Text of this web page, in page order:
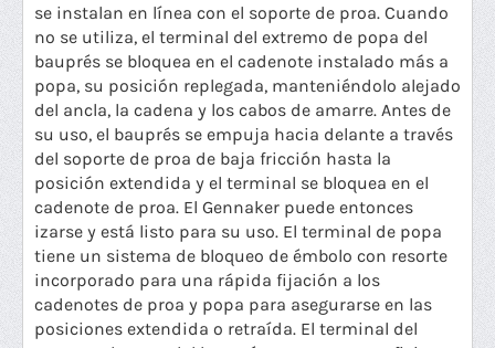
se instalan en línea con el soporte de proa. Cuando
no se utiliza, el terminal del extremo de popa del
bauprés se bloquea en el cadenote instalado más a
popa, su posición replegada, manteniéndolo alejado
del ancla, la cadena y los cabos de amarre. Antes de
su uso, el bauprés se empuja hacia delante a través
del soporte de proa de baja fricción hasta la
posición extendida y el terminal se bloquea en el
cadenote de proa. El Gennaker puede entonces
izarse y está listo para su uso. El terminal de popa
tiene un sistema de bloqueo de émbolo con resorte
incorporado para una rápida fijación a los
cadenotes de proa y popa para asegurarse en las
posiciones extendida o retraída. El terminal del